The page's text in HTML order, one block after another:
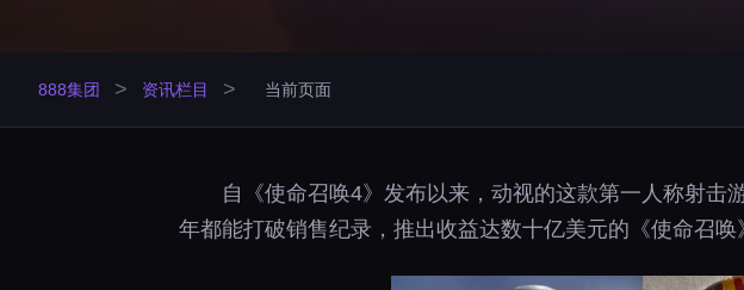
888集团 > 资讯栏目 > 当前页面
自《使命召唤4》发布以来，动视的这款第一人称射
年都能打破销售纪录，推出收益达数十亿美元的《使命召唤